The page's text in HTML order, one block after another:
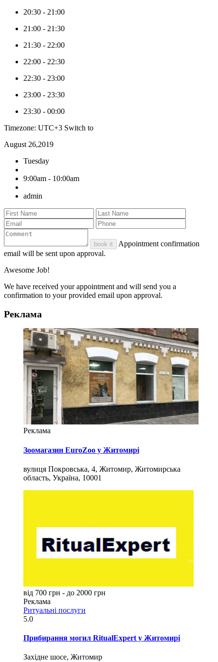
20:30 - 21:00
21:00 - 21:30
21:30 - 22:00
22:00 - 22:30
22:30 - 23:00
23:00 - 23:30
23:30 - 00:00
Timezone: UTC+3 Switch to
August 26,2019
Tuesday
9:00am - 10:00am
admin
book it
Appointment confirmation
email will be sent upon approval.
Awesome Job!
We have received your appointment and will send you a
confirmation to your provided email upon approval.
Реклама
Реклама
Зоомагазин EuroZoo у Житомирі
вулиця Покровська, 4, Житомир, Житомирська
область, Україна, 10001
від 700 грн - до 2000 грн
Реклама
Ритуальні послуги
5.0
Прибирання могил RitualExpert у Житомирі
Західне шосе, Житомир